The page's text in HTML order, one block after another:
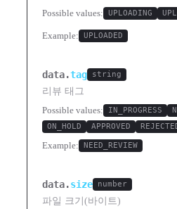
Possible values:
UPLOADING
Example: UPLOADED
data.tag string
리뷰 태그
Possible values:
IN_PROGRESS
ON_HOLD
APPROVED
Example: NEED_REVIEW
data.size number
파일 크기(바이트)